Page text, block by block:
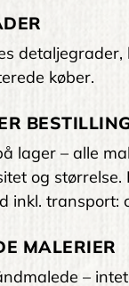
køber.
lager – alle
og
inkl. transport:
MALERIER
–